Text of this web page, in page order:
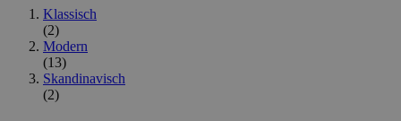
Klassisch
(2)
Modern
(13)
Skandinavisch
(2)